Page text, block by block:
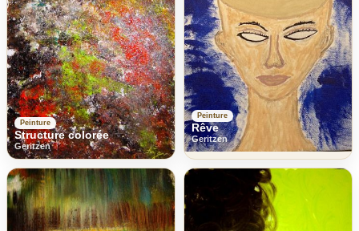
Peinture
Structure colorée
Geritzen
Peinture
Rêve
Geritzen